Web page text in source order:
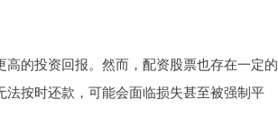
的投资回报。然而，配资股票也存在一定的
按时还款，可能会面临损失甚至被强制平